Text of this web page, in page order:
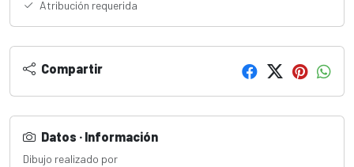
Atribución requerida
Compartir
Datos · Información
Dibujo realizado por